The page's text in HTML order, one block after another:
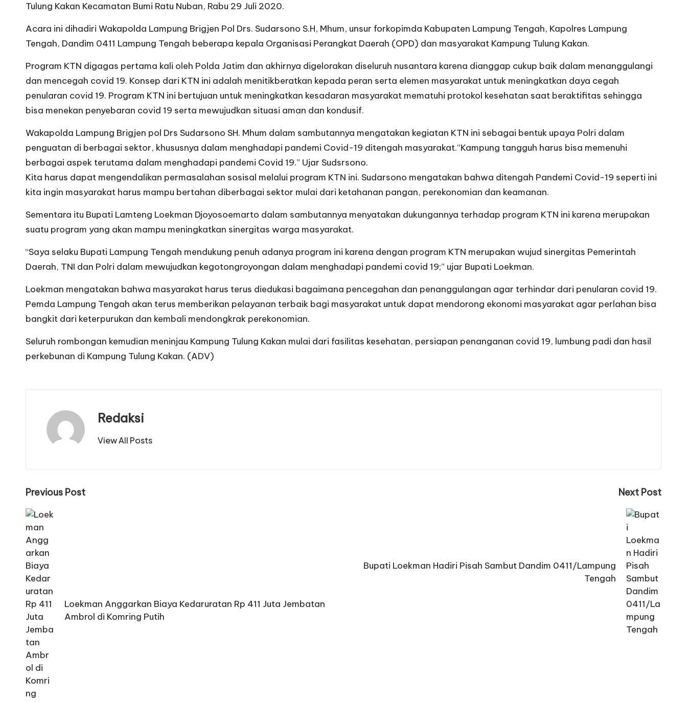
Tulung Kakan Kecamatan Bumi Ratu Nuban, Rabu 29 Juli 2020.
Acara ini dihadiri Wakapolda Lampung Brigjen Pol Drs. Sudarsono S.H, Mhum, unsur forkopimda Kabupaten Lampung Tengah, Kapolres Lampung
Tengah, Dandim 0411 Lampung Tengah beberapa kepala Organisasi Perangkat Daerah (OPD) dan masyarakat Kampung Tulung Kakan.
Program KTN digagas pertama kali oleh Polda Jatim dan akhirnya digelorakan diseluruh nusantara karena dianggap cukup baik dalam menanggulangi
dan mencegah covid 19. Konsep dari KTN ini adalah menitikberatkan kepada peran serta elemen masyarakat untuk meningkatkan daya cegah
penularan covid 19. Program KTN ini bertujuan untuk meningkatkan kesadaran masyarakat mematuhi protokol kesehatan saat beraktifitas sehingga
bisa menekan penyebaran covid 19 serta mewujudkan situasi aman dan kondusif.
Wakapolda Lampung Brigjen pol Drs Sudarsono SH. Mhum dalam sambutannya mengatakan kegiatan KTN ini sebagai bentuk upaya Polri dalam
penguatan di berbagai sektor, khususnya dalam menghadapi pandemi Covid-19 ditengah masyarakat.”Kampung tangguh harus bisa memenuhi
berbagai aspek terutama dalam menghadapi pandemi Covid 19.” Ujar Sudsrsono.
Kita harus dapat mengendalikan permasalahan sosisal melalui program KTN ini. Sudarsono mengatakan bahwa ditengah Pandemi Covid-19 seperti ini
kita ingin masyarakat harus mampu bertahan diberbagai sektor mulai dari ketahanan pangan, perekonomian dan keamanan.
Sementara itu Bupati Lamteng Loekman Djoyosoemarto dalam sambutannya menyatakan dukungannya terhadap program KTN ini karena merupakan
suatu program yang akan mampu meningkatkan sinergitas warga masyarakat.
“Saya selaku Bupati Lampung Tengah mendukung penuh adanya program ini karena dengan program KTN merupakan wujud sinergitas Pemerintah
Daerah, TNI dan Polri dalam mewujudkan kegotongroyongan dalam menghadapi pandemi covid 19;” ujar Bupati Loekman.
Loekman mengatakan bahwa masyarakat harus terus diedukasi bagaimana pencegahan dan penanggulangan agar terhindar dari penularan covid 19.
Pemda Lampung Tengah akan terus memberikan pelayanan terbaik bagi masyarakat untuk dapat mendorong ekonomi masyarakat agar perlahan bisa
bangkit dari keterpurukan dan kembali mendongkrak perekonomian.
Seluruh rombongan kemudian meninjau Kampung Tulung Kakan mulai dari fasilitas kesehatan, persiapan penanganan covid 19, lumbung padi dan hasil
perkebunan di Kampung Tulung Kakan. (ADV)
Redaksi
View All Posts
Post
navigation
Previous Post
Loekman Anggarkan Biaya Kedaruratan Rp 411 Juta Jembatan
Ambrol di Komring Putih
Next Post
Bupati Loekman Hadiri Pisah Sambut Dandim 0411/Lampung
Tengah